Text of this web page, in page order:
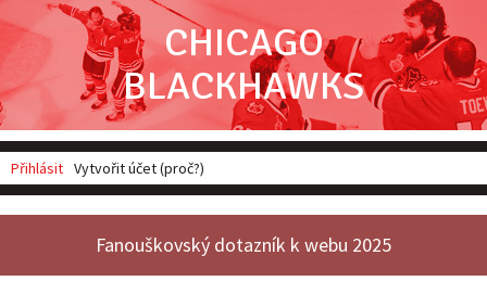
CHICAGO
BLACKHAWKS
Přihlásit Vytvořit účet (proč?)
Fanouškovský dotazník k webu 2025